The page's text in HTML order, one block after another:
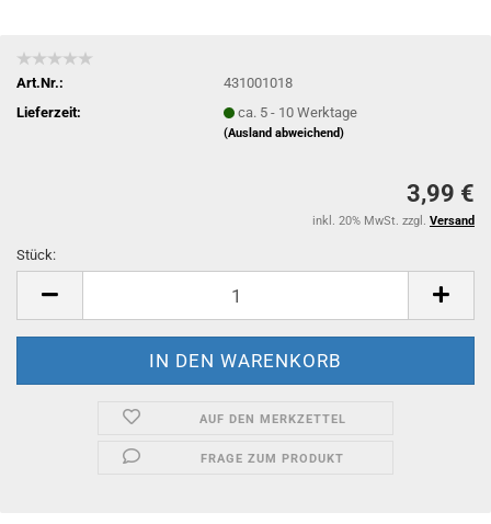
Art.Nr.:
431001018
Lieferzeit:
ca. 5 - 10 Werktage
(Ausland abweichend)
3,99 €
inkl. 20% MwSt. zzgl. Versand
Stück:
AUF DEN MERKZETTEL
FRAGE ZUM PRODUKT